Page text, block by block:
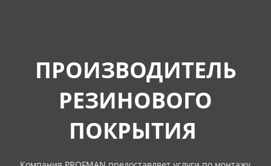
ПРОИЗВОДИТЕЛЬ
РЕЗИНОВОГО
ПОКРЫТИЯ